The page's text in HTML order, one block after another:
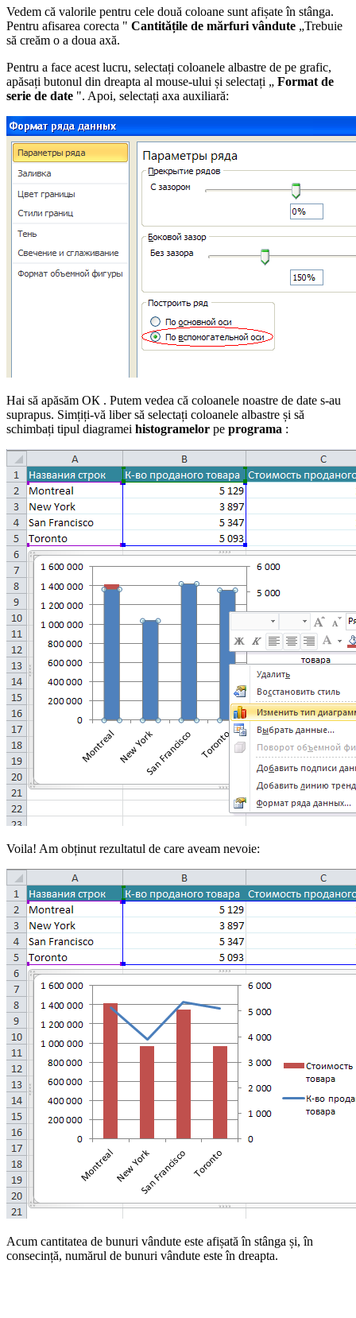
Vedem că valorile pentru cele două coloane sunt afișate în stânga.
Pentru afisarea corecta " Cantitățile de mărfuri vândute „Trebuie
să creăm o a doua axă.
Pentru a face acest lucru, selectați coloanele albastre de pe grafic,
apăsați butonul din dreapta al mouse-ului și selectați „ Format de
serie de date ". Apoi, selectați axa auxiliară:
Hai să apăsăm ОК . Putem vedea că coloanele noastre de date s-au
suprapus. Simțiți-vă liber să selectați coloanele albastre și să
schimbați tipul diagramei histogramelor pe programa :
Voila! Am obținut rezultatul de care aveam nevoie:
Acum cantitatea de bunuri vândute este afișată în stânga și, în
consecință, numărul de bunuri vândute este în dreapta.